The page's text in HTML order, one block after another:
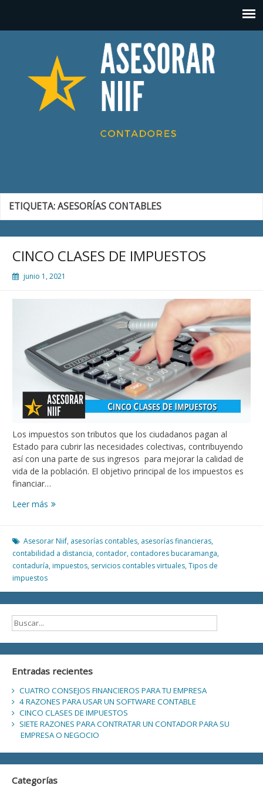
ETIQUETA:ASESORÍAS CONTABLES
CINCO CLASES DE IMPUESTOS
junio 1, 2021
Los impuestos son tributos que los ciudadanos pagan al
Estado para cubrir las necesidades colectivas, contribuyendo
así con una parte de sus ingresos para mejorar la calidad de
vida de la población. El objetivo principal de los impuestos es
financiar…
Leer más CINCO
IMPUESTOS
Asesorar Niif, asesorías contables, asesorías financieras,
contabilidad a distancia, contador, contadores bucaramanga,
contaduría, impuestos, servicios contables virtuales,Tipos de
impuestos
Entradas recientes
CUATRO CONSEJOS FINANCIEROS PARA TU EMPRESA
4 RAZONES PARA USAR UN SOFTWARE CONTABLE
CINCO CLASES DE IMPUESTOS
SIETE RAZONES PARA CONTRATAR UN CONTADOR PARA SU
EMPRESA O NEGOCIO
Categorías